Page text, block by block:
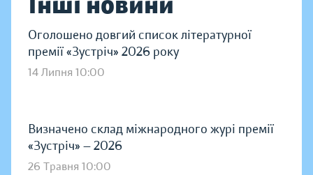
Оголошено довгий список літературної
премії «Зустріч» 2026 року
14 Липня 10:00
Визначено склад міжнародного журі премії
«Зустріч» — 2026
26 Травня 10:00